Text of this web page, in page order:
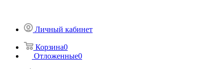
Личный кабинет
Корзина0
Отложенные0